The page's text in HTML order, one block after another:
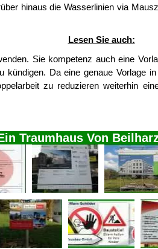
hinaus die Wasserlinien via
Lesen Sie auch:
Sie kompetenz auch eine
Da eine genaue Vorlage
zu reduzieren weiterhin
Traumhaus Von